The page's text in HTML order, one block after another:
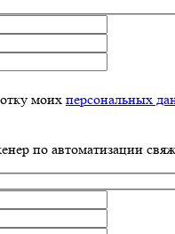
моих персональных
по автоматизации